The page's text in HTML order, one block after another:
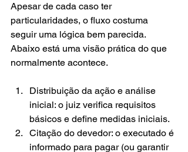
Apesar de cada caso ter
particularidades, o fluxo costuma
seguir uma lógica bem parecida.
Abaixo está uma visão prática do que
normalmente acontece.
Distribuição da ação e análise
inicial: o juiz verifica requisitos
básicos e define medidas iniciais.
Citação do devedor: o executado é
informado para pagar (ou garantir